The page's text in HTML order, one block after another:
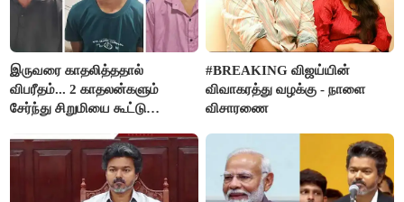
இருவரை காதலித்ததால்
விபரீதம்... 2 காதலன்களும்
சேர்ந்து சிறுமியை கூட்டு
செய்த கொடூரம்
#BREAKING விஜய்யின்
விவாகரத்து வழக்கு - நாளை
விசாரணை